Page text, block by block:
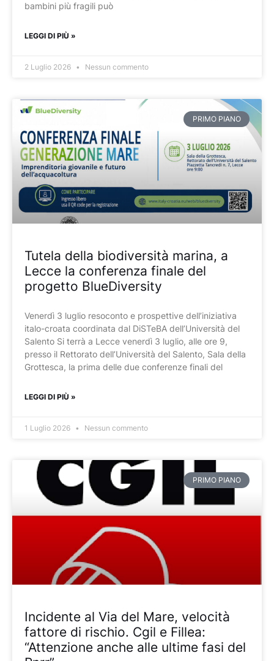
bambini più fragili può
LEGGI DI PIÙ »
2 Luglio 2026 Nessun commento
PRIMO PIANO
Tutela della biodiversità marina, a
Lecce la conferenza finale del
progetto BlueDiversity
Venerdì 3 luglio resoconto e prospettive dell’iniziativa
italo-croata coordinata dal DiSTeBA dell’Università del
Salento Si terrà a Lecce venerdì 3 luglio, alle ore 9,
presso il Rettorato dell’Università del Salento, Sala della
Grottesca, la prima delle due conferenze finali del
LEGGI DI PIÙ »
1 Luglio 2026 Nessun commento
PRIMO PIANO
Incidente al Via del Mare, velocità
fattore di rischio. Cgil e Fillea:
“Attenzione anche alle ultime fasi del